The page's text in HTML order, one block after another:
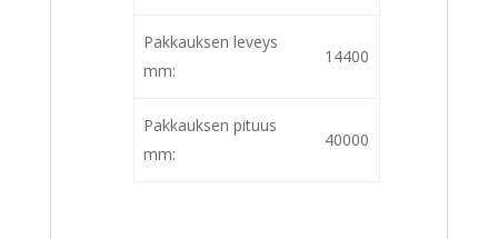
Pakkauksen leveys
mm:
14400
Pakkauksen pituus
mm:
40000